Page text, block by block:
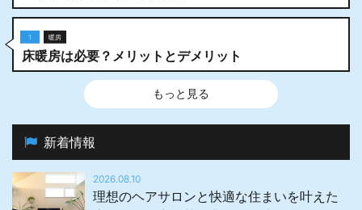
1 暖房
床暖房は必要？メリットとデメリット
もっと見る
新着情報
2026.08.10
理想のヘアサロンと快適な住まいを叶えた